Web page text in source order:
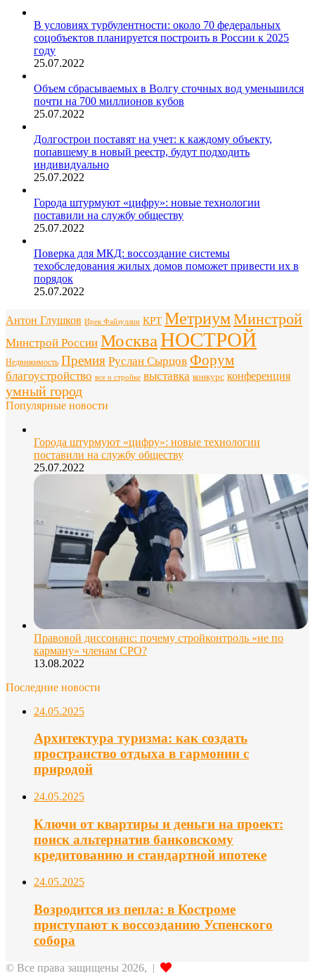
В условиях турбулентности: около 70 федеральных
соцобъектов планируется построить в России к 2025
году
25.07.2022
Объем сбрасываемых в Волгу сточных вод уменьшился
почти на 700 миллионов кубов
25.07.2022
Долгострои поставят на учет: к каждому объекту,
попавшему в новый реестр, будут подходить
индивидуально
25.07.2022
Города штурмуют «цифру»: новые технологии
поставили на службу обществу
25.07.2022
Поверка для МКД: воссоздание системы
техобследования жилых домов поможет привести их в
порядок
25.07.2022
Антон Глушков Ирек Файзуллин КРТ МетриумМинстрой
Минстрой России МоскваНОСТРОЙ
Недвижимость Премия Руслан Сырцов Форум
благоустройство все о стройке выставка конкурс конференция
умный город
Популярные новости
Города штурмуют «цифру»: новые технологии
поставили на службу обществу
25.07.2022
Правовой диссонанс: почему стройконтроль «не по
карману» членам СРО?
13.08.2022
Последние новости
24.05.2025
Архитектура туризма: как создать
пространство отдыха в гармонии с
природой
24.05.2025
Ключи от квартиры и деньги на проект:
поиск альтернатив банковскому
кредитованию и стандартной ипотеке
24.05.2025
Возродится из пепла: в Костроме
приступают к воссозданию Успенского
собора
© Все права защищены 2026, |